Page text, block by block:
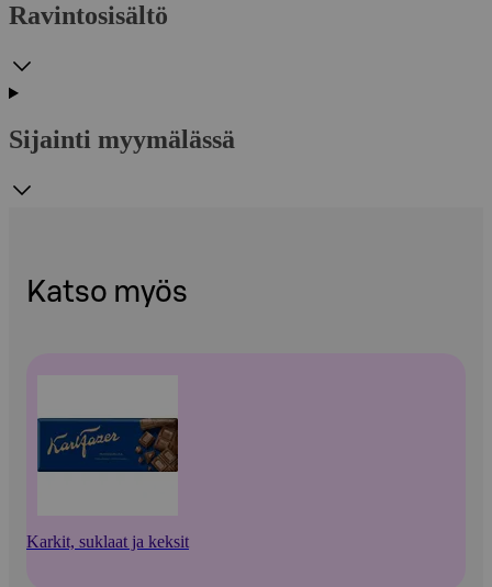
Ravintosisältö
Sijainti myymälässä
Katso myös
Karkit, suklaat ja keksit